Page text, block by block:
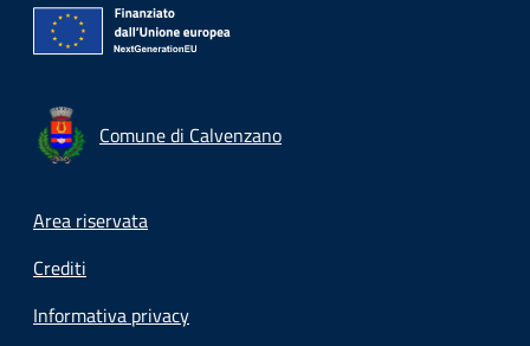
Comune di Calvenzano
Footer menu
Area riservata
Crediti
Informativa privacy